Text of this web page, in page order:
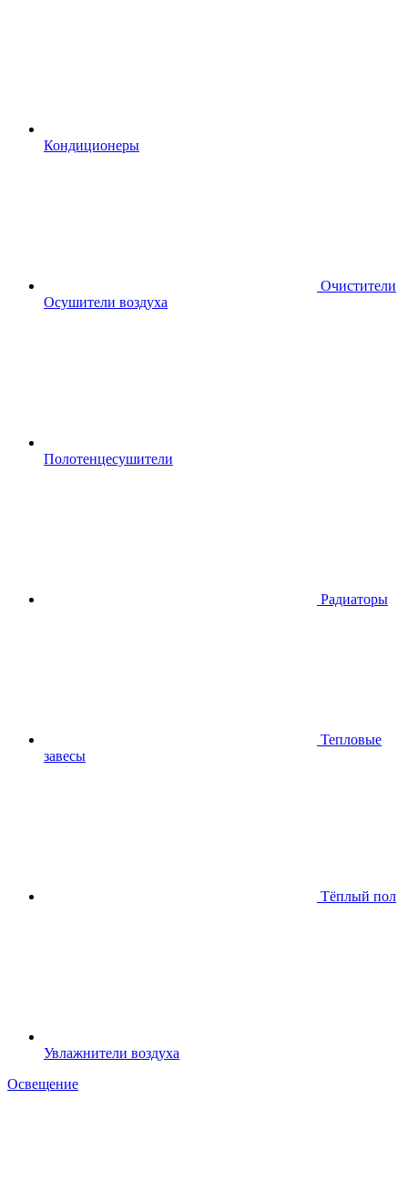
Кондиционеры
Очистители
Осушители воздуха
Полотенцесушители
Радиаторы
Тепловые
завесы
Тёплый пол
Увлажнители воздуха
Освещение